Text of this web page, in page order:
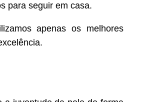
para seguir em casa.
apenas os melhores